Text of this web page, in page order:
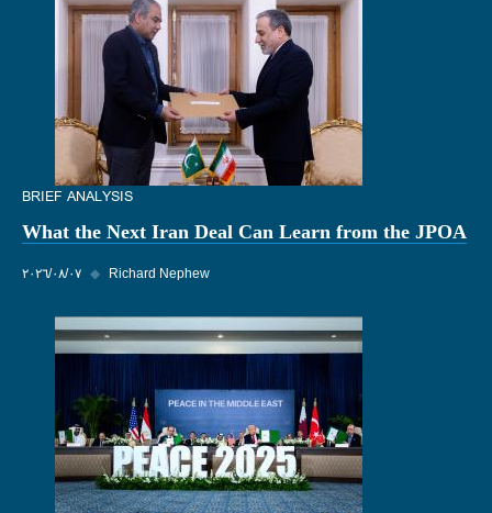
BRIEF ANALYSIS
What the Next Iran Deal Can Learn from the JPOA
٠٧‏/٠٨‏/٢٠٢٦ ◆ Richard Nephew